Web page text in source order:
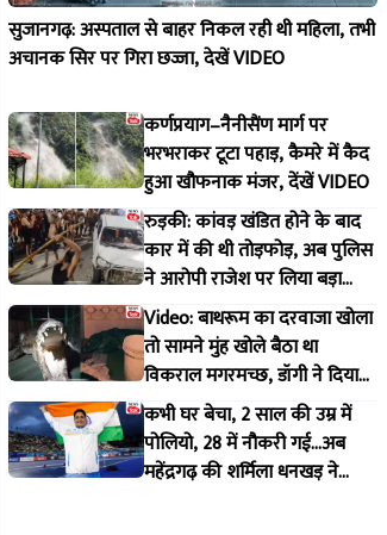
सुजानगढ़: अस्पताल से बाहर निकल रही थी महिला, तभी
अचानक सिर पर गिरा छज्जा, देखें VIDEO
कर्णप्रयाग–नैनीसैंण मार्ग पर
भरभराकर टूटा पहाड़, कैमरे में कैद
हुआ खौफनाक मंजर, देंखें VIDEO
रुड़की: कांवड़ खंडित होने के बाद
कार में की थी तोड़फोड़, अब पुलिस
ने आरोपी राजेश पर लिया बड़ा
एक्शन
Video: बाथरूम का दरवाजा खोला
तो सामने मुंह खोले बैठा था
विकराल मगरमच्छ, डॉगी ने दिया
मकान मालिक को इशारा
कभी घर बेचा, 2 साल की उम्र में
पोलियो, 28 में नौकरी गई...अब
महेंद्रगढ़ की शर्मिला धनखड़ ने